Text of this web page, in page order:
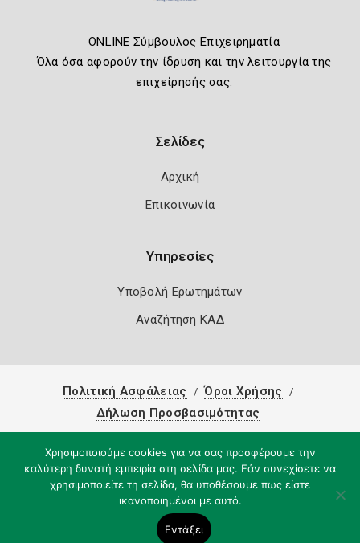
ONLINE Σύμβουλος Επιχειρηματία
Όλα όσα αφορούν την ίδρυση και την λειτουργία της
επιχείρησής σας.
Σελίδες
Αρχική
Επικοινωνία
Υπηρεσίες
Υποβολή Ερωτημάτων
Αναζήτηση ΚΑΔ
Πολιτική Ασφάλειας
Όροι Χρήσης
Δήλωση Προσβασιμότητας
Χρησιμοποιούμε cookies για να σας προσφέρουμε την
καλύτερη δυνατή εμπειρία στη σελίδα μας. Εάν συνεχίσετε να
χρησιμοποιείτε τη σελίδα, θα υποθέσουμε πως είστε
ικανοποιημένοι με αυτό.
Εντάξει